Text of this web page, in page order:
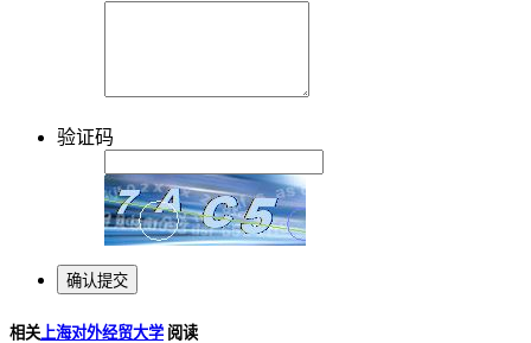
验证码
相关 上海对外经贸大学 阅读